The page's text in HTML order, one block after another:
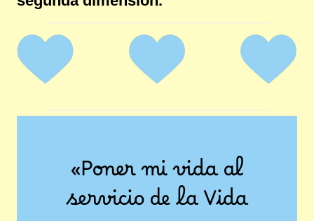
«Poner mi vida al
servicio de la Vida